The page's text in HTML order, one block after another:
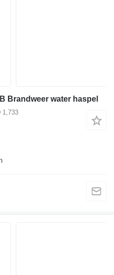
Brandweer water haspel
1,733